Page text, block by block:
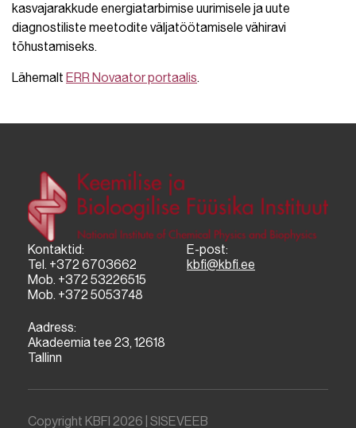
kasvajarakkude energiatarbimise uurimisele ja uute
diagnostiliste meetodite väljatöötamisele vähiravi
tõhustamiseks.
Lähemalt ERR Novaator portaalis.
Kontaktid:
Tel. +372 6703662
Mob. +372 53226515
Mob. +372 5053748
E-post:
kbfi@kbfi.ee
Aadress:
Akadeemia tee 23, 12618
Tallinn
Copyright KBFI 2026 | SISEVEEB